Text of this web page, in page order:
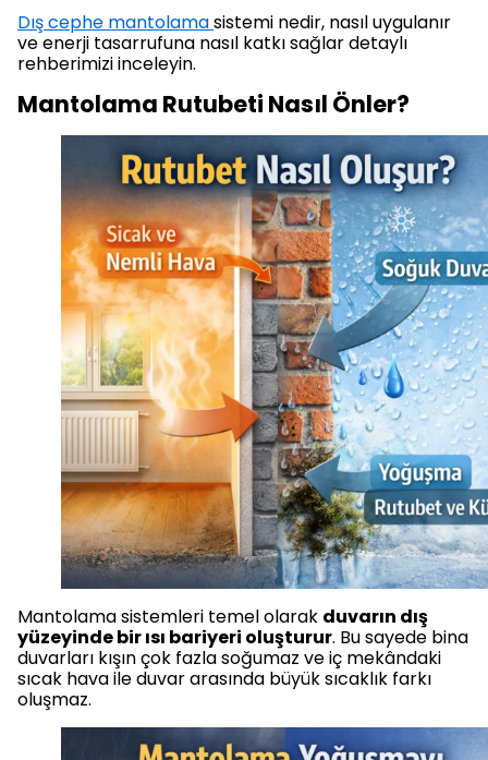
Dış cephe mantolamasistemi nedir, nasıl uygulanır
ve enerji tasarrufuna nasıl katkı sağlar detaylı
rehberimizi inceleyin.
Mantolama Rutubeti Nasıl Önler?
Mantolama sistemleri temel olarak duvarın dış
yüzeyinde bir ısı bariyeri oluşturur. Bu sayede bina
duvarları kışın çok fazla soğumaz ve iç mekândaki
sıcak hava ile duvar arasında büyük sıcaklık farkı
oluşmaz.